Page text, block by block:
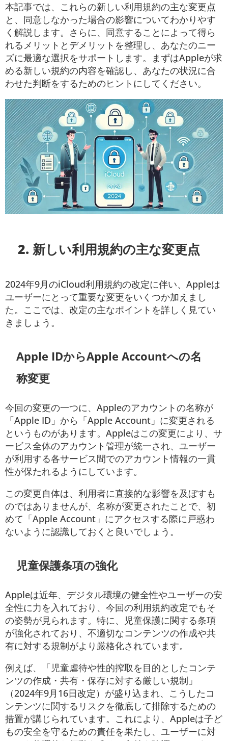
本記事では、これらの新しい利用規約の主な変更点
と、同意しなかった場合の影響についてわかりやす
く解説します。さらに、同意することによって得ら
れるメリットとデメリットを整理し、あなたのニー
ズに最適な選択をサポートします。まずはAppleが求
める新しい規約の内容を確認し、あなたの状況に合
わせた判断をするためのヒントにしてください。
2. 新しい利用規約の主な変更点
2024年9月のiCloud利用規約の改定に伴い、Appleは
ユーザーにとって重要な変更をいくつか加えまし
た。ここでは、改定の主なポイントを詳しく見てい
きましょう。
Apple IDからApple Accountへの名
称変更
今回の変更の一つに、Appleのアカウントの名称が
「Apple ID」から「Apple Account」に変更される
というものがあります。Appleはこの変更により、サ
ービス全体のアカウント管理が統一され、ユーザー
が利用する各サービス間でのアカウント情報の一貫
性が保たれるようにしています。
この変更自体は、利用者に直接的な影響を及ぼすも
のではありませんが、名称が変更されたことで、初
めて「Apple Account」にアクセスする際に戸惑わ
ないように認識しておくと良いでしょう。
児童保護条項の強化
Appleは近年、デジタル環境の健全性やユーザーの安
全性に力を入れており、今回の利用規約改定でもそ
の姿勢が見られます。特に、児童保護に関する条項
が強化されており、不適切なコンテンツの作成や共
有に対する規制がより厳格化されています。
例えば、「児童虐待や性的搾取を目的としたコンテ
ンツの作成・共有・保存に対する厳しい規制」
（2024年9月16日改定）が盛り込まれ、こうしたコ
ンテンツに関するリスクを徹底して排除するための
措置が講じられています。これにより、Appleは子ど
もの安全を守るための責任を果たし、ユーザーに対